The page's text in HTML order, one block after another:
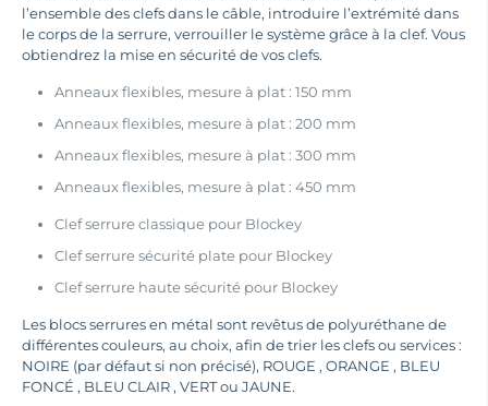
l’ensemble des clefs dans le câble, introduire l’extrémité dans
le corps de la serrure, verrouiller le système grâce à la clef. Vous
obtiendrez la mise en sécurité de vos clefs.
Anneaux flexibles, mesure à plat : 150 mm
Anneaux flexibles, mesure à plat : 200 mm
Anneaux flexibles, mesure à plat : 300 mm
Anneaux flexibles, mesure à plat : 450 mm
Clef serrure classique pour Blockey
Clef serrure sécurité plate pour Blockey
Clef serrure haute sécurité pour Blockey
Les blocs serrures en métal sont revêtus de polyuréthane de
différentes couleurs, au choix, afin de trier les clefs ou services :
NOIRE (par défaut si non précisé), ROUGE , ORANGE , BLEU
FONCÉ , BLEU CLAIR , VERT ou JAUNE.